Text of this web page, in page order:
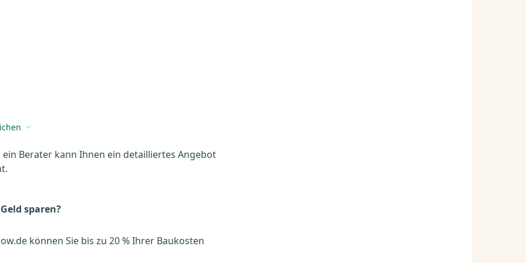
Berater kann Ihnen ein detailliertes Angebot
sparen?
können Sie bis zu 20 % Ihrer Baukosten